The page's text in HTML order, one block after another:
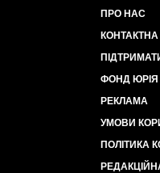
ПРО НАС
ФОНД ЮРІЯ
РЕКЛАМА
УМОВИ
ПОЛІТИКА